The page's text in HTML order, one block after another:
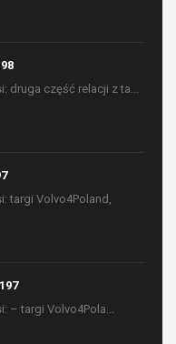
druga część relacji z ta...
targi Volvo4Poland,
– targi Volvo4Pola...